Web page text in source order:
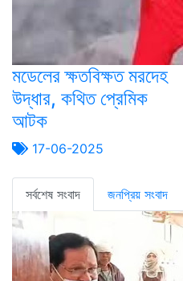
মডেলের ক্ষতবিক্ষত মরদেহ
উদ্ধার, কথিত প্রেমিক
আটক
17-06-2025
সর্বশেষ সংবাদ
জনপ্রিয় সংবাদ